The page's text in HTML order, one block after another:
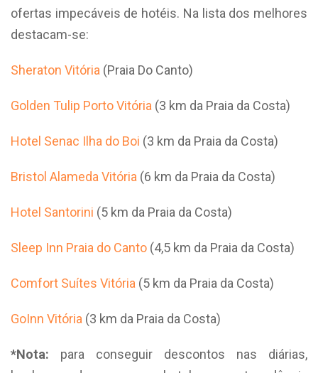
ofertas impecáveis de hotéis. Na lista dos melhores
destacam-se:
Sheraton Vitória (Praia Do Canto)
Golden Tulip Porto Vitória (3 km da Praia da Costa)
Hotel Senac Ilha do Boi (3 km da Praia da Costa)
Bristol Alameda Vitória (6 km da Praia da Costa)
Hotel Santorini (5 km da Praia da Costa)
Sleep Inn Praia do Canto (4,5 km da Praia da Costa)
Comfort Suítes Vitória (5 km da Praia da Costa)
GoInn Vitória (3 km da Praia da Costa)
*Nota: para conseguir descontos nas diárias,